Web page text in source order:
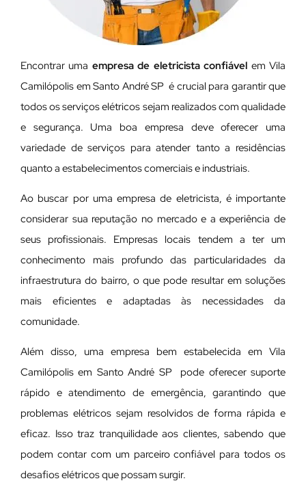
Encontrar uma empresa de eletricista confiável em Vila
Camilópolis em Santo André SP é crucial para garantir que
todos os serviços elétricos sejam realizados com qualidade
e segurança. Uma boa empresa deve oferecer uma
variedade de serviços para atender tanto a residências
quanto a estabelecimentos comerciais e industriais.
Ao buscar por uma empresa de eletricista, é importante
considerar sua reputação no mercado e a experiência de
seus profissionais. Empresas locais tendem a ter um
conhecimento mais profundo das particularidades da
infraestrutura do bairro, o que pode resultar em soluções
mais eficientes e adaptadas às necessidades da
comunidade.
Além disso, uma empresa bem estabelecida em Vila
Camilópolis em Santo André SP pode oferecer suporte
rápido e atendimento de emergência, garantindo que
problemas elétricos sejam resolvidos de forma rápida e
eficaz. Isso traz tranquilidade aos clientes, sabendo que
podem contar com um parceiro confiável para todos os
desafios elétricos que possam surgir.